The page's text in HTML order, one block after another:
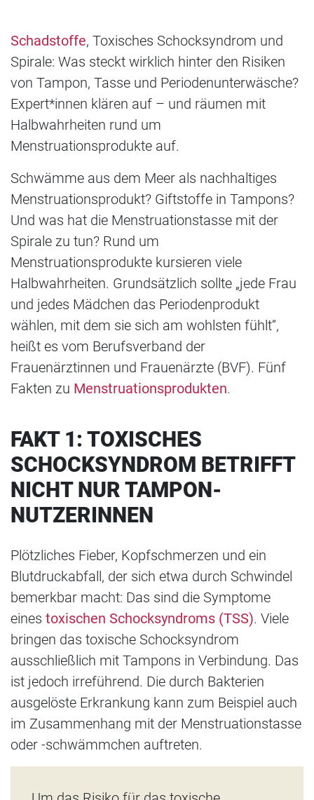
Schadstoffe, Toxisches Schocksyndrom und
Spirale: Was steckt wirklich hinter den Risiken
von Tampon, Tasse und Periodenunterwäsche?
Expert*innen klären auf – und räumen mit
Halbwahrheiten rund um
Menstruationsprodukte auf.
Schwämme aus dem Meer als nachhaltiges
Menstruationsprodukt? Giftstoffe in Tampons?
Und was hat die Menstruationstasse mit der
Spirale zu tun? Rund um
Menstruationsprodukte kursieren viele
Halbwahrheiten. Grundsätzlich sollte „jede Frau
und jedes Mädchen das Periodenprodukt
wählen, mit dem sie sich am wohlsten fühlt“,
heißt es vom Berufsverband der
Frauenärztinnen und Frauenärzte (BVF). Fünf
Fakten zu Menstruationsprodukten.
FAKT 1: TOXISCHES
SCHOCKSYNDROM BETRIFFT
NICHT NUR TAMPON-
NUTZERINNEN
Plötzliches Fieber, Kopfschmerzen und ein
Blutdruckabfall, der sich etwa durch Schwindel
bemerkbar macht: Das sind die Symptome
eines toxischen Schocksyndroms (TSS). Viele
bringen das toxische Schocksyndrom
ausschließlich mit Tampons in Verbindung. Das
ist jedoch irreführend. Die durch Bakterien
ausgelöste Erkrankung kann zum Beispiel auch
im Zusammenhang mit der Menstruationstasse
oder -schwämmchen auftreten.